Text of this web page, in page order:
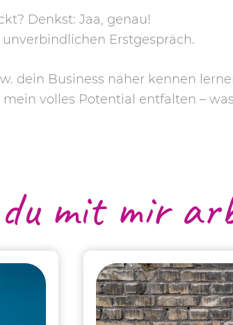
Denkst: Jaa, genau!
Erstgespräch.
dein Business näher kennen
volles Potential entfalten –
mit mir